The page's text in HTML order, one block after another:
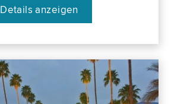
Details anzeigen